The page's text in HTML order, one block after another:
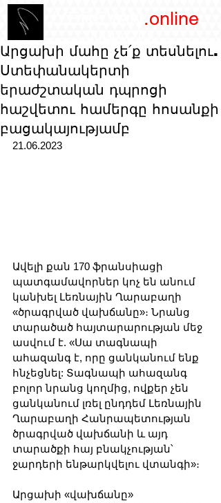
.online
Արցախի մահը չե՛ք տեսնելու.
Ստեփանակերտի
երաժշտական ​​դպրոցի
հաշվետու համերգը հոսանքի
բացակայությամբ
21.06.2023
Ավելի քան 170 ֆրանսիացի
պատգամավորներ կոչ են անում
կանխել Լեռնային Ղարաբաղի
«ծրագրված վախճանը»։ Նրանց
տարածած հայտարարության մեջ
ասվում է. «Սա տագնապի
ահազանգ է, որը ցանկանում ենք
հնչեցնել: Տագնապի ահազանգ
բոլոր նրանց կողմից, ովքեր չեն
ցանկանում լռել ընդդեմ Լեռնային
Ղարաբաղի Հանրապետության
ծրագրված վախճանի և այդ
տարածքի հայ բնակչության՝
ջարդերի ենթարկվելու վտանգի»։
Արցախի «վախճանը»